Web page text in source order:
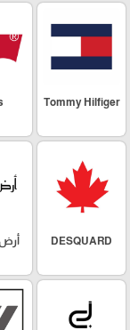
Tommy Hilfiger
DESQUARD أرض